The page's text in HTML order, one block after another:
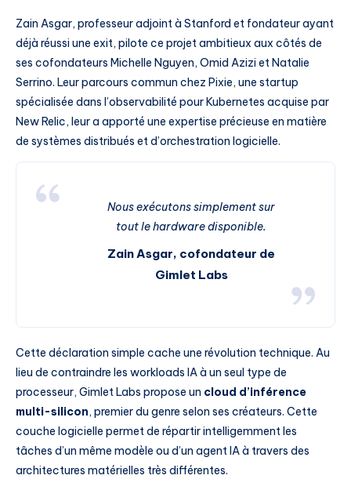
Zain Asgar, professeur adjoint à Stanford et fondateur ayant
déjà réussi une exit, pilote ce projet ambitieux aux côtés de
ses cofondateurs Michelle Nguyen, Omid Azizi et Natalie
Serrino. Leur parcours commun chez Pixie, une startup
spécialisée dans l’observabilité pour Kubernetes acquise par
New Relic, leur a apporté une expertise précieuse en matière
de systèmes distribués et d’orchestration logicielle.
Nous exécutons simplement sur
tout le hardware disponible.
Zain Asgar, cofondateur de
Gimlet Labs
Cette déclaration simple cache une révolution technique. Au
lieu de contraindre les workloads IA à un seul type de
processeur, Gimlet Labs propose un cloud d’inférence
multi-silicon, premier du genre selon ses créateurs. Cette
couche logicielle permet de répartir intelligemment les
tâches d’un même modèle ou d’un agent IA à travers des
architectures matérielles très différentes.